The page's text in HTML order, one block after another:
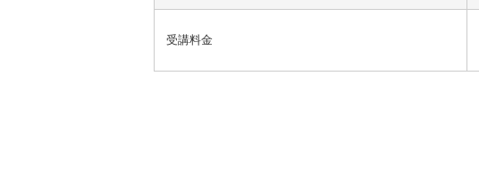
受講料金